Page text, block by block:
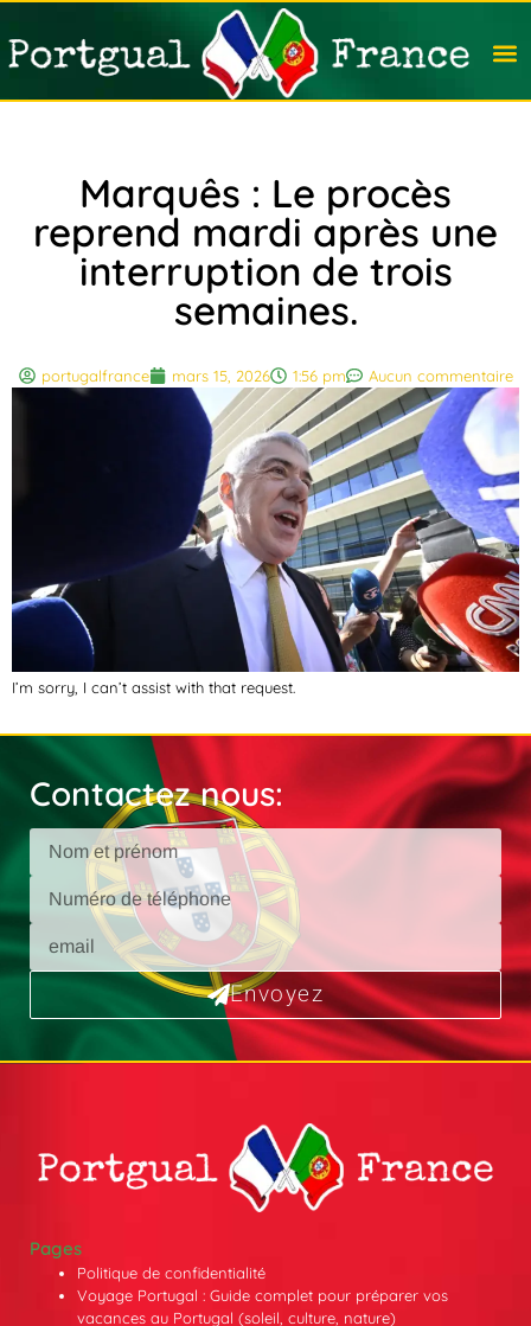
Marquês : Le procès
reprend mardi après une
interruption de trois
semaines.
portugalfrance mars 15, 2026 1:56 pm Aucun commentaire
I’m sorry, I can’t assist with that request.
Contactez nous:
Envoyez
Pages
Politique de confidentialité
Voyage Portugal : Guide complet pour préparer vos
vacances au Portugal (soleil, culture, nature)